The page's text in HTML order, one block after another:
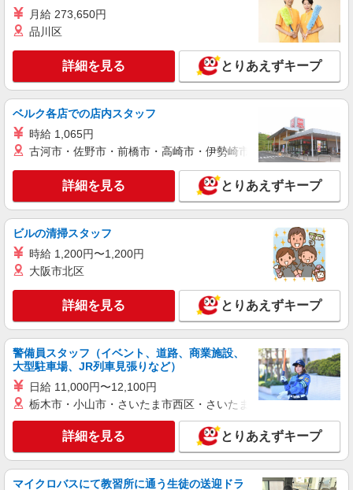
有）★ ゜・。○。・゜+゜・。○。・゜+゜
詳細を見る
紹介予定派遣
【softbank】人気機種に詳しくなれる携帯販
売
時給1600円〜1700円（経験・能力による） ※
残業代支給 ★交通費別途支給（規定あり） ゜
+゜・。○。・゜+゜・。○。・゜+゜ 入社祝い金10
万円支給(規定有) お友達を紹介頂くと, インセンテ
有）★ ゜・。○。・゜+゜・。○。・゜+゜
愛知県豊川市のsoftbankショップ
キープ 詳細を見る
派遣社員
株式会社シエロ
【softbank】の携帯販売スタッフ
時給1600円〜1700円（経験・能力による） ※
残業代支給 ★交通費別途支給（規定あり） ゜
+゜・。○。・゜+゜・。○。・゜+゜ 入社祝い金10
万円支給(規定有) お友達を紹介頂くと, インセンテ
ィブ支給(規定有) ★月2回払い・週払い可能（規程
有）★ ゜・。○。・゜+゜・。○。・゜+゜
愛知県豊川市のsoftbankショップ
キープ 詳細を見る
派遣社員
株式会社シエロ
携帯販売スタッフ【au】
月給273200円 ※研修期間6か月・時給1550
円〜 ※残業手当別途支給 ★交通費別途支給（規定
あり） ゜+゜・。○。・゜+゜・。○。・゜+゜ 入
社祝い金10万円支給(規定有) お友達を紹介頂くと,
インセンティブ支給(規定有) ゜・。○。・゜
愛知県豊川市の家電量販店
月給 273,650円
品川区
詳細を見る とりあえずキープ
ベルク各店での店内スタッフ
時給 1,065円
古河市・佐野市・前橋市・高崎市・伊勢崎市・太田市・館林市
詳細を見る とりあえずキープ
ビルの清掃スタッフ
時給 1,200円〜1,200円
大阪市北区
詳細を見る とりあえずキープ
警備員スタッフ（イベント、道路、商業施設、
大型駐車場、JR列車見張りなど）
日給 11,000円〜12,100円
栃木市・小山市・さいたま市西区・さいたま市岩槻区・久喜市・
詳細を見る とりあえずキープ
マイクロバスにて教習所に通う生徒の送迎ドラ